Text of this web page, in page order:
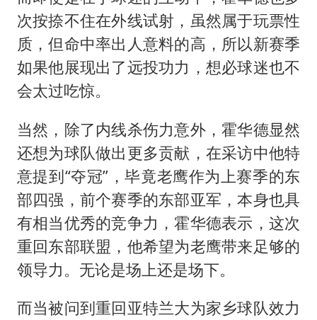
次按捺不住在外线试射，虽然属于玩票性
质，但命中率出人意料的高，所以新赛季
如果他展现出了远投功力，想必球迷也不
会太过吃惊。
当然，除了内线杀伤力意外，霍华德显然
还想为球队做出更多贡献，在采访中他特
意提到“夺冠”，毕竟老鹰作为上赛季的东
部四强，前个赛季的东部亚军，本身也具
有相当优秀的竞争力，霍华德表示，这次
重回东部联盟，他希望为老鹰带来足够的
领导力。无论是场上还是场下。
而当被问到重回亚特兰大为家乡球队效力